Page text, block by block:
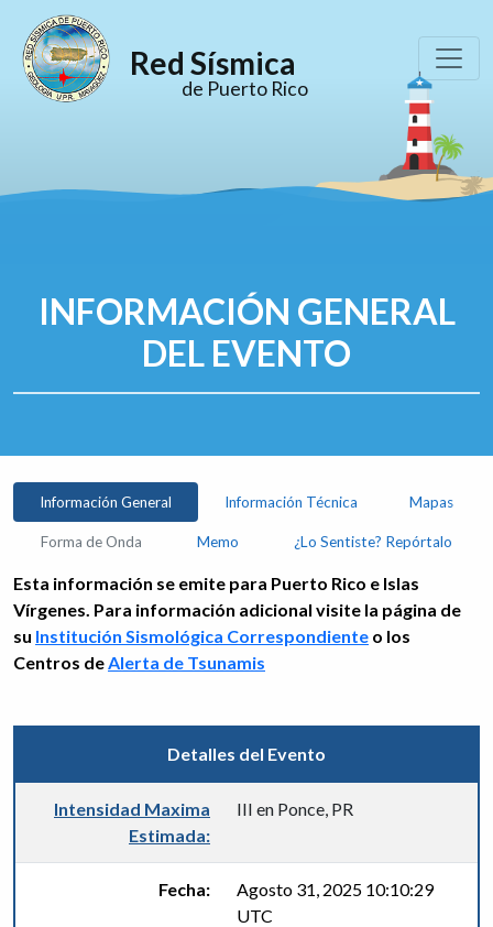
Red Sísmica
de Puerto Rico
INFORMACIÓN GENERAL
DEL EVENTO
Información General Información Técnica Mapas
Forma de Onda Memo ¿Lo Sentiste? Repórtalo
Esta información se emite para Puerto Rico e Islas
Vírgenes. Para información adicional visite la página de
su Institución Sismológica Correspondiente o los
Centros deAlerta de Tsunamis
Detalles del Evento
Intensidad Maxima
Estimada:
III en Ponce, PR
Fecha:
Agosto 31, 2025 10:10:29
UTC